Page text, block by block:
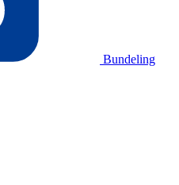
Bundeling